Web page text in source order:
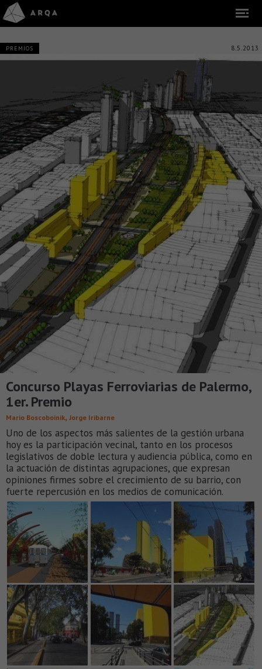
PREMIOS 8.5.2013
Concurso Playas Ferroviarias de Palermo,
1er. Premio
Mario Boscoboinik, Jorge Iribarne
Uno de los aspectos más salientes de la gestión urbana
hoy es la participación vecinal, tanto en los procesos
legislativos de doble lectura y audiencia pública, como en
la actuación de distintas agrupaciones, que expresan
opiniones firmes sobre el crecimiento de su barrio, con
fuerte repercusión en los medios de comunicación.